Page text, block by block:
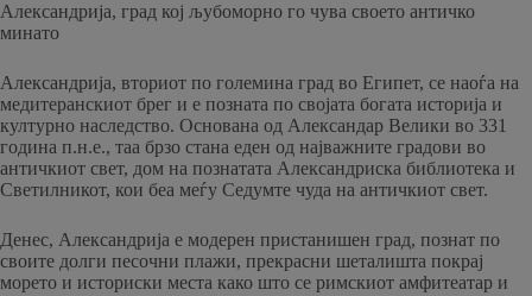
Александрија, град кој љубоморно го чува своето античко
минато
Александрија, вториот по големина град во Египет, се наоѓа на
медитеранскиот брег и е позната по својата богата историја и
културно наследство. Основана од Александар Велики во 331
година п.н.е., таа брзо стана еден од најважните градови во
античкиот свет, дом на познатата Александриска библиотека и
Светилникот, кои беа меѓу Седумте чуда на античкиот свет.
Денес, Александрија е модерен пристанишен град, познат по
своите долги песочни плажи, прекрасни шеталишта покрај
морето и историски места како што се римскиот амфитеатар и